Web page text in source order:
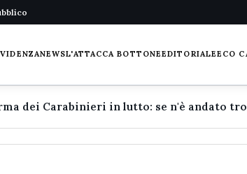
NEWSL'ATTACCA BOTTONEEDITORIALEECO